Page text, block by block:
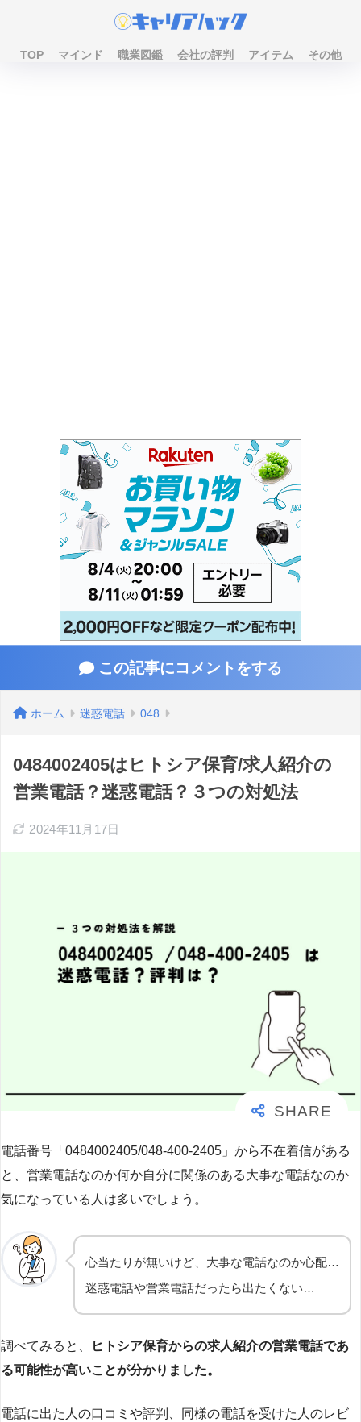
TOP マインド 職業図鑑 会社の評判 アイテム その他
この記事にコメントをする
ホーム 迷惑電話 048
0484002405はヒトシア保育/求人紹介の
営業電話？迷惑電話？３つの対処法
2024年11月17日
電話番号「0484002405/048-400-2405」から不在着信がある
と、営業電話なのか何か自分に関係のある大事な電話なのか
気になっている人は多いでしょう。
心当たりが無いけど、大事な電話なのか心配…
迷惑電話や営業電話だったら出たくない…
調べてみると、
ヒトシア保育からの求人紹介の営業電話であ
る可能性が高いことが分かりました。
電話に出た人の口コミや評判、同様の電話を受けた人のレビ